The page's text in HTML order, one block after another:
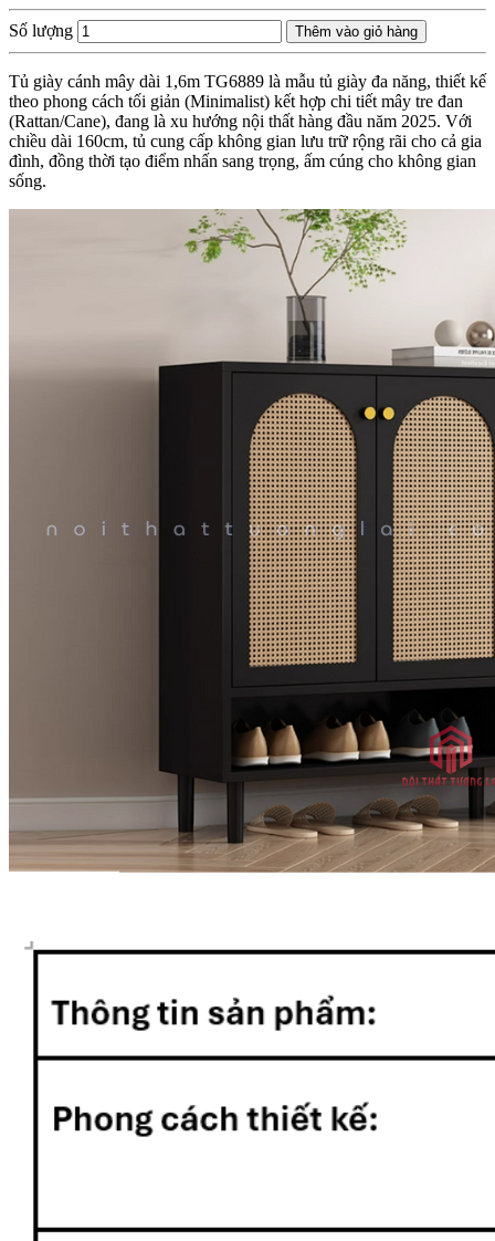
Số lượng Thêm vào giỏ hàng
Tủ giày cánh mây dài 1,6m TG6889 là mẫu tủ giày đa năng, thiết kế
theo phong cách tối giản (Minimalist) kết hợp chi tiết mây tre đan
(Rattan/Cane), đang là xu hướng nội thất hàng đầu năm 2025. Với
chiều dài 160cm, tủ cung cấp không gian lưu trữ rộng rãi cho cả gia
đình, đồng thời tạo điểm nhấn sang trọng, ấm cúng cho không gian
sống.